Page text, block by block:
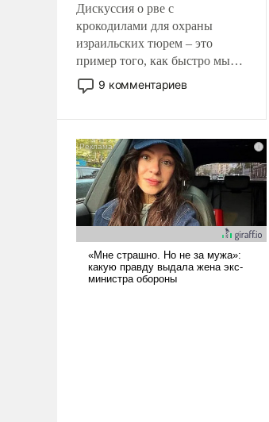
Дискуссия о рве с
крокодилами для охраны
израильских тюрем – это
пример того, как быстро мы
двигаемся по пути
революционных изменений.
псевдонаучной фантастики,
стало всерьез обсуждаемой
идеей.
9 комментариев